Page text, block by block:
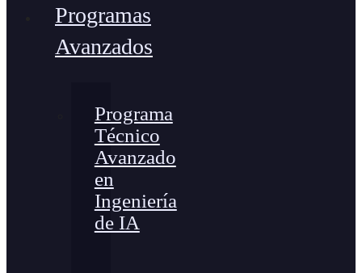
Programas
Avanzados
Programa
Técnico
Avanzado
en
Ingeniería
de IA